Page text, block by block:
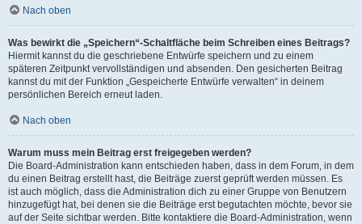
Nach oben
Was bewirkt die „Speichern“-Schaltfläche beim Schreiben eines Beitrags?
Hiermit kannst du die geschriebene Entwürfe speichern und zu einem
späteren Zeitpunkt vervollständigen und absenden. Den gesicherten Beitrag
kannst du mit der Funktion „Gespeicherte Entwürfe verwalten“ in deinem
persönlichen Bereich erneut laden.
Nach oben
Warum muss mein Beitrag erst freigegeben werden?
Die Board-Administration kann entschieden haben, dass in dem Forum, in dem
du einen Beitrag erstellt hast, die Beiträge zuerst geprüft werden müssen. Es
ist auch möglich, dass die Administration dich zu einer Gruppe von Benutzern
hinzugefügt hat, bei denen sie die Beiträge erst begutachten möchte, bevor sie
auf der Seite sichtbar werden. Bitte kontaktiere die Board-Administration, wenn